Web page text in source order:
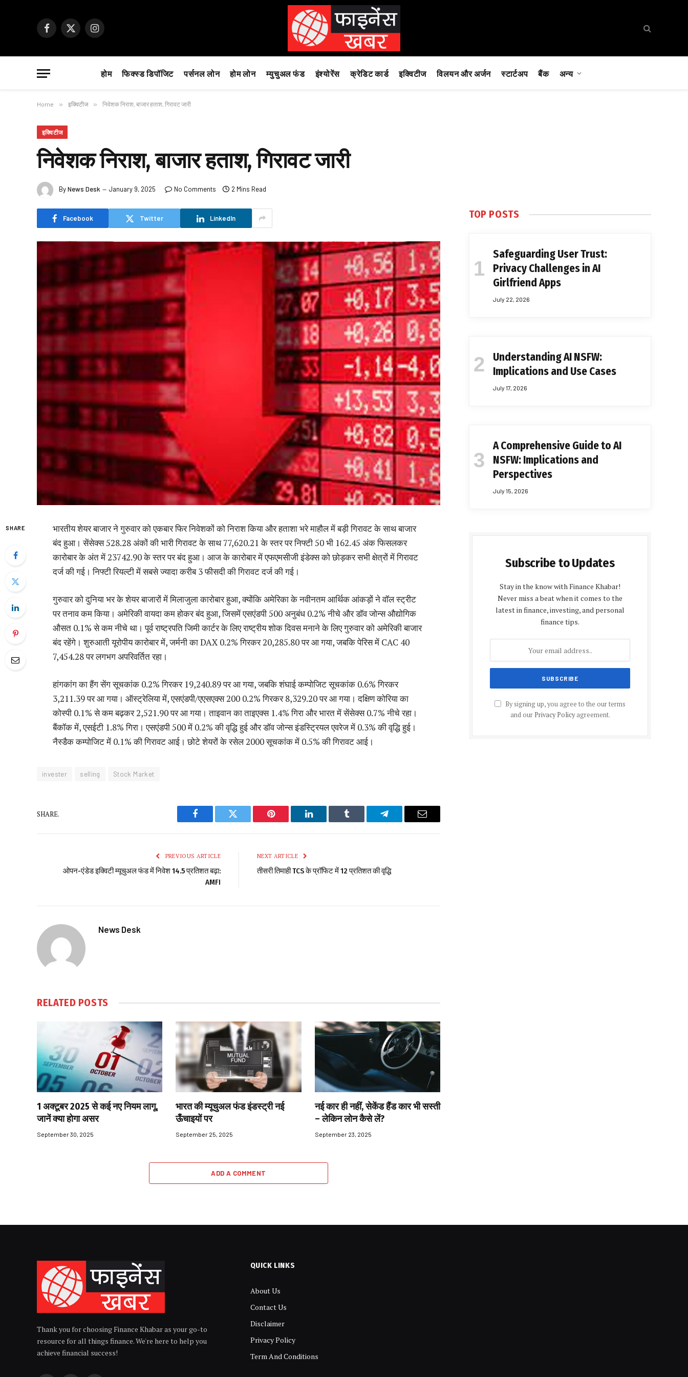
Facebook
X
Instagram
होम फिक्स्ड डिपॉजिट पर्सनल लोन होम लोन म्युचुअल फंड इंश्योरेंस क्रेडिट कार्ड इक्विटीज विलयन और अर्जन स्टार्टअप बैंक अन्य
Home » इक्विटीज » निवेशक निराश, बाजार हताश, गिरावट जारी
इक्विटीज
निवेशक निराश, बाजार हताश, गिरावट जारी
ByNews Desk January 9, 2025 No Comments 2 Mins Read
Facebook Twitter LinkedIn
SHARE
भारतीय शेयर बाजार ने गुरुवार को एकबार फिर निवेशकों को निराश किया और हताशा भरे माहौल में बड़ी गिरावट के साथ बाजार
बंद हुआ। सेंसेक्स 528.28 अंकों की भारी गिरावट के साथ 77,620.21 के स्तर पर निफ्टी 50 भी 162.45 अंक फिसलकर
कारोबार के अंत में 23742.90 के स्तर पर बंद हुआ। आज के कारोबार में एफएमसीजी इंडेक्स को छोड़कर सभी क्षेत्रों में गिरावट
दर्ज की गई। निफ्टी रियल्टी में सबसे ज्यादा करीब 3 फीसदी की गिरावट दर्ज की गई।
गुरुवार को दुनिया भर के शेयर बाजारों में मिलाजुला कारोबार हुआ, क्योंकि अमेरिका के नवीनतम आर्थिक आंकड़ों ने वॉल स्ट्रीट
पर तनाव कम किया। अमेरिकी वायदा कम होकर बंद हुआ, जिसमें एसएंडपी 500 अनुबंध 0.2% नीचे और डॉव जोन्स औद्योगिक
औसत 0.1% से कम नीचे था। पूर्व राष्ट्रपति जिमी कार्टर के लिए राष्ट्रीय शोक दिवस मनाने के लिए गुरुवार को अमेरिकी बाजार
बंद रहेंगे। शुरुआती यूरोपीय कारोबार में, जर्मनी का DAX 0.2% गिरकर 20,285.80 पर आ गया, जबकि पेरिस में CAC 40
7,454.28 पर लगभग अपरिवर्तित रहा।
हांगकांग का हैंग सेंग सूचकांक 0.2% गिरकर 19,240.89 पर आ गया, जबकि शंघाई कम्पोजिट सूचकांक 0.6% गिरकर
3,211.39 पर आ गया। ऑस्ट्रेलिया में, एसएंडपी/एएसएक्स 200 0.2% गिरकर 8,329.20 पर आ गया। दक्षिण कोरिया का
कोस्पी 0.1% से कम बढ़कर 2,521.90 पर आ गया। ताइवान का ताइएक्स 1.4% गिरा और भारत में सेंसेक्स 0.7% नीचे रहा।
बैंकॉक में, एसईटी 1.8% गिरा। एसएंडपी 500 में 0.2% की वृद्धि हुई और डॉव जोन्स इंडस्ट्रियल एवरेज में 0.3% की वृद्धि हुई।
नैस्डैक कम्पोजिट में 0.1% की गिरावट आई। छोटे शेयरों के रसेल 2000 सूचकांक में 0.5% की गिरावट आई।
invester selling Stock Market
SHARE.
Facebook Twitter Pinterest LinkedIn Tumblr Telegram Email
PREVIOUS ARTICLE
ओपन-एंडेड इक्विटी म्यूचुअल फंड में निवेश 14.5 प्रतिशत बढ़ा:
AMFI
NEXT ARTICLE
तीसरी तिमाही TCS के प्रॉफिट में 12 प्रतिशत की वृद्धि
News Desk
RELATED POSTS
1 अक्टूबर 2025 से कई नए नियम लागू,
जानें क्या होगा असर
September 30, 2025
भारत की म्यूचुअल फंड इंडस्ट्री नई
ऊँचाइयों पर
September 25, 2025
नई कार ही नहीं, सेकेंड हैंड कार भी सस्ती
– लेकिन लोन कैसे लें?
September 23, 2025
ADD A COMMENT
TOP POSTS
Safeguarding User Trust:
Privacy Challenges in AI
Girlfriend Apps
July 22, 2026
Understanding AI NSFW:
Implications and Use Cases
July 17, 2026
A Comprehensive Guide to AI
NSFW: Implications and
Perspectives
July 15, 2026
Subscribe to Updates
Stay in the know with Finance Khabar!
Never miss a beat when it comes to the
latest in finance, investing, and personal
finance tips.
By signing up, you agree to the our terms
and our Privacy Policyagreement.
Thank you for choosing Finance Khabar as your go-to
resource for all things finance. We're here to help you
achieve financial success!
QUICK LINKS
About Us
Contact Us
Disclaimer
Privacy Policy
Term And Conditions